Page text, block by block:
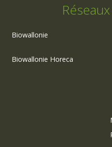
Biowallonie
Biowallonie Horeca